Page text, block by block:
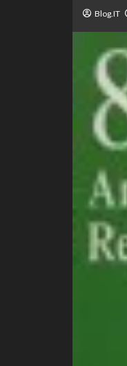
Blog.IT